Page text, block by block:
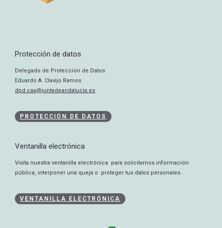
Protección de datos
Delegado de Protección de Datos
Eduardo A. Clavijo Ramos
dpd.caa@juntadeandalucia.es
PROTECCIÓN DE DATOS
Ventanilla electrónica
Visita nuestra ventanilla electrónica para solicitarnos información
pública, interponer una queja o proteger tus datos personales.
VENTANILLA ELECTRÓNICA